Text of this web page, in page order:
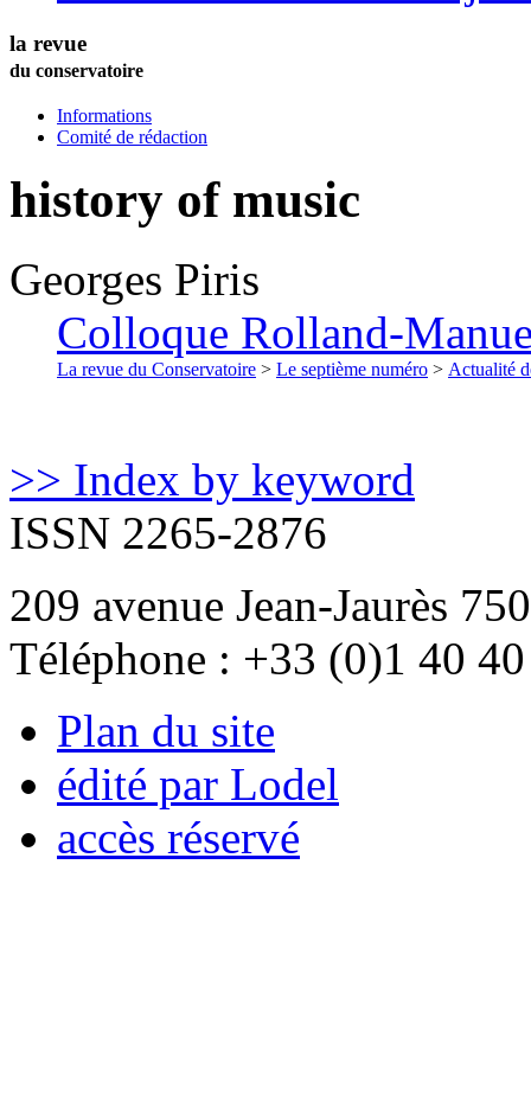
la revue
du conservatoire
Informations
Comité de rédaction
history of music
Georges Piris
Colloque Rolland-
La revue du Conservatoire > Le septième numéro > Actualité
>> Index by keyword
ISSN 2265-2876
209 avenue Jean-Jaurès
Téléphone : +33 (0)1 40
Plan du site
édité par Lodel
accès réservé